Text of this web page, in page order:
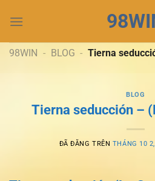
đến
dung98WIN - BLOG - Tierna
BLOG
Tierna seducción –
ĐÃ ĐĂNG TRÊN THÁNG 10